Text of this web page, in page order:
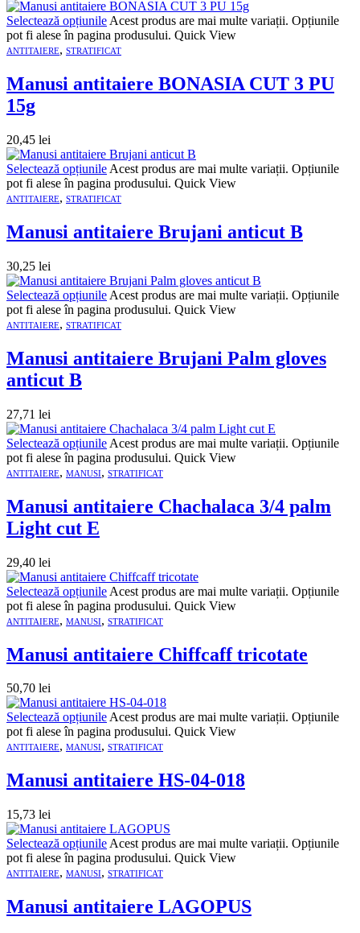
Selectează opțiunile Acest produs are mai multe variații. Opțiunile
pot fi alese în pagina produsului. Quick View
ANTITAIERE, STRATIFICAT
Manusi antitaiere BONASIA CUT 3 PU
15g
20,45 lei
Selectează opțiunile Acest produs are mai multe variații. Opțiunile
pot fi alese în pagina produsului. Quick View
ANTITAIERE, STRATIFICAT
Manusi antitaiere Brujani anticut B
30,25 lei
Selectează opțiunile Acest produs are mai multe variații. Opțiunile
pot fi alese în pagina produsului. Quick View
ANTITAIERE, STRATIFICAT
Manusi antitaiere Brujani Palm gloves
anticut B
27,71 lei
Selectează opțiunile Acest produs are mai multe variații. Opțiunile
pot fi alese în pagina produsului. Quick View
ANTITAIERE, MANUSI, STRATIFICAT
Manusi antitaiere Chachalaca 3/4 palm
Light cut E
29,40 lei
Selectează opțiunile Acest produs are mai multe variații. Opțiunile
pot fi alese în pagina produsului. Quick View
ANTITAIERE, MANUSI, STRATIFICAT
Manusi antitaiere Chiffcaff tricotate
50,70 lei
Selectează opțiunileAcest produs are mai multe variații. Opțiunile
pot fi alese în pagina produsului. Quick View
ANTITAIERE, MANUSI, STRATIFICAT
Manusi antitaiere HS-04-018
15,73 lei
Selectează opțiunile Acest produs are mai multe variații. Opțiunile
pot fi alese în pagina produsului. Quick View
ANTITAIERE, MANUSI, STRATIFICAT
Manusi antitaiere LAGOPUS